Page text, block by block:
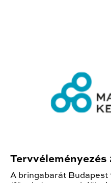
Tervvéleményezés
A bringabarát Budapest